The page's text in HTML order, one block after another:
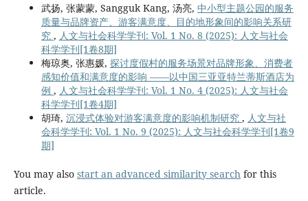
武扬, 张蒙蒙, Sangguk Kang, 汤亮, 中小型主题公园的服务
质量与品牌资产、游客满意度、目的地形象间的影响关系研
究 , 人文与社会科学学刊: Vol. 1 No. 8 (2025): 人文与社会
科学学刊[1卷8期]
梅琼奥, 张惠媛, 探讨度假村的服务场景对品牌形象、消费者
感知价值和满意度的影响 ——以中国三亚亚特兰蒂斯酒店为
例 , 人文与社会科学学刊: Vol. 1 No. 4 (2025): 人文与社会
科学学刊[1卷4期]
胡琦, 沉浸式体验对游客满意度的影响机制研究 , 人文与社
会科学学刊: Vol. 1 No. 9 (2025): 人文与社会科学学刊[1卷9
期]
You may also start an advanced similarity searchfor this
article.